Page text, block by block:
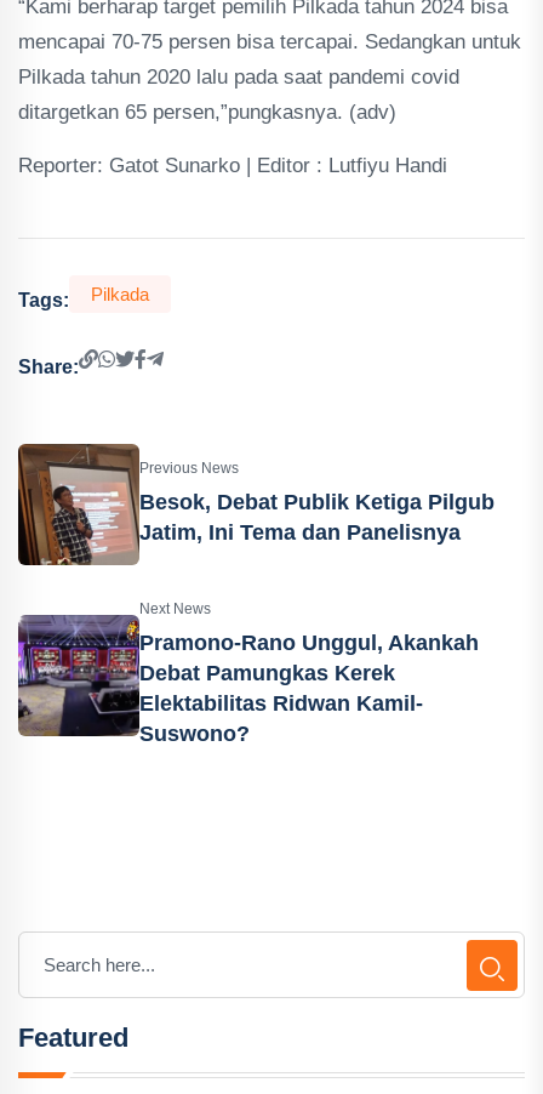
“Kami berharap target pemilih Pilkada tahun 2024 bisa
mencapai 70-75 persen bisa tercapai. Sedangkan untuk
Pilkada tahun 2020 lalu pada saat pandemi covid
ditargetkan 65 persen,”pungkasnya. (adv)
Reporter: Gatot Sunarko | Editor : Lutfiyu Handi
Tags: Pilkada
Share:
Previous News
Besok, Debat Publik Ketiga Pilgub
Jatim, Ini Tema dan Panelisnya
Next News
Pramono-Rano Unggul, Akankah
Debat Pamungkas Kerek
Elektabilitas Ridwan Kamil-
Suswono?
Featured